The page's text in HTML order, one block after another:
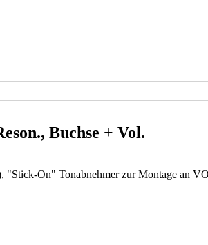
Buchse + Vol.
"Stick-On" Tonabnehmer zur Montage an